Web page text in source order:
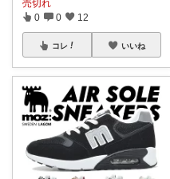
売切れ
0 0 12
コレ いいね